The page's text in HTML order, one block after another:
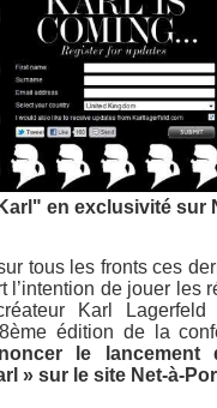
en exclusivité sur
tous les fronts ces
l’intention de jouer les
Karl
édition de la
le
» sur le site Net-à-